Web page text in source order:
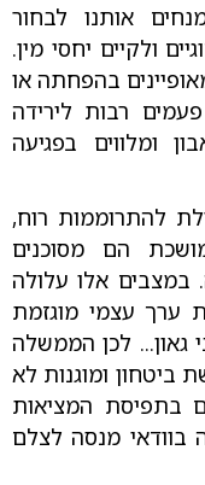
אותנו לבחור
ולקיים יחסי מין.
בהפחתה או
רבות לירידה
ומלווים בפגיעה
להתרוממות רוח,
הם מסוכנים
במצבים אלו עלולה
ערך עצמי מוגזמת
גאון... לכן הממשלה
ביטחון ומוגנות לא
בתפיסת המציאות
מנסה לצלם